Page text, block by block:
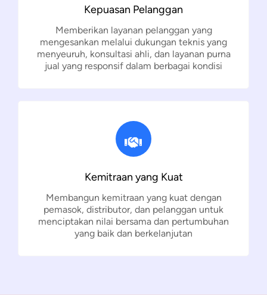
Kepuasan Pelanggan
Memberikan layanan pelanggan yang
mengesankan melalui dukungan teknis yang
menyeuruh, konsultasi ahli, dan layanan purna
jual yang responsif dalam berbagai kondisi
Kemitraan yang Kuat
Membangun kemitraan yang kuat dengan
pemasok, distributor, dan pelanggan untuk
menciptakan nilai bersama dan pertumbuhan
yang baik dan berkelanjutan